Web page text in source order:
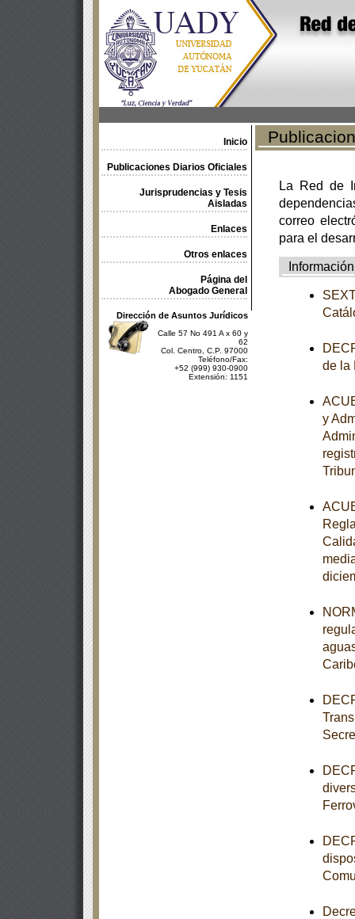
Inicio
Publicaciones Diarios Oficiales
Jurisprudencias y Tesis
Aisladas
Enlaces
Otros enlaces
Página del
Abogado General
Dirección de Asuntos Jurídicos
Calle 57 No 491 A x 60 y
62
Col. Centro, C.P. 97000
Teléfono/Fax:
+52 (999) 930-0900
Extensión: 1151
La Red de
correo
para el
Información
de la
y